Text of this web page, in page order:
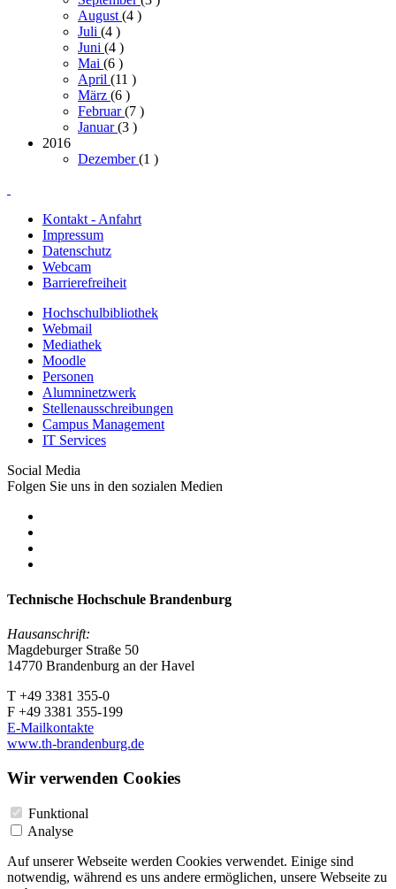
August(4 )
Juli (4 )
Juni (4 )
Mai (6 )
April (11 )
März (6 )
Februar(7 )
Januar(3 )
2016
Dezember(1 )
Kontakt - Anfahrt
Impressum
Datenschutz
Webcam
Barrierefreiheit
Hochschulbibliothek
Webmail
Mediathek
Moodle
Personen
Alumninetzwerk
Stellenausschreibungen
Campus Management
IT Services
Social Media
Folgen Sie uns in den sozialen Medien
Technische Hochschule Brandenburg
Hausanschrift:
Magdeburger Straße 50
14770 Brandenburg an der Havel
T +49 3381 355-0
F +49 3381 355-199
E-Mailkontakte
www.th-brandenburg.de
Wir verwenden Cookies
Funktional
Analyse
Auf unserer Webseite werden Cookies verwendet. Einige sind
notwendig, während es uns andere ermöglichen, unsere Webseite zu